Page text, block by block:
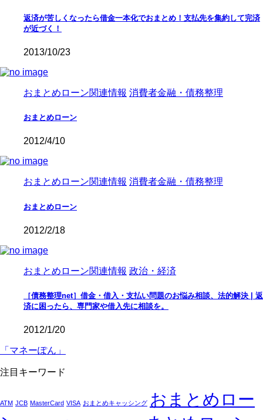
返済が苦しくなったら借金一本化でおまとめ！支払先を集約して完済
が近づく！
2013/10/23
おまとめローン関連情報 消費者金融・債務整理
おまとめローン
2012/4/10
おまとめローン関連情報 消費者金融・債務整理
おまとめローン
2012/2/18
おまとめローン関連情報 政治・経済
［債務整理net］借金・借入・支払い問題のお悩み相談、法的解決 | 返
済に困ったら、専門家や借入先に相談を。
2012/1/20
「マネーぽん」
注目キーワード
ATM JCB MasterCard VISA おまとめキャッシング おまとめロー